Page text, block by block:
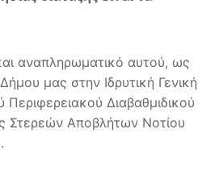
αναπληρωματικό αυτού, ως
μας στην Ιδρυτική Γενική
Περιφερειακού Διαβαθμιδικού
Στερεών Αποβλήτων Νοτίου